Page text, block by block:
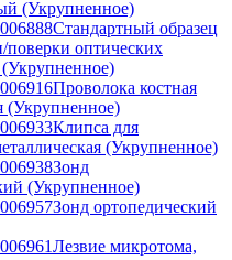
(Укрупненное)
Стандартный образец
поверки оптических
Проволока костная
(Укрупненное)
Клипса для
(Укрупненное)
Зонд
(Укрупненное)
Зонд ортопедический
Лезвие микротома,